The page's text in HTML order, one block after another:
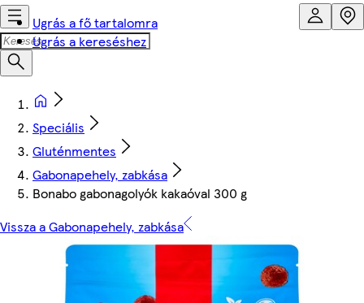
Ugrás a fő tartalomra
Ugrás a kereséshez
Speciális
Gluténmentes
Gabonapehely, zabkása
Bonabo gabonagolyók kakaóval 300 g
Vissza a Gabonapehely, zabkása